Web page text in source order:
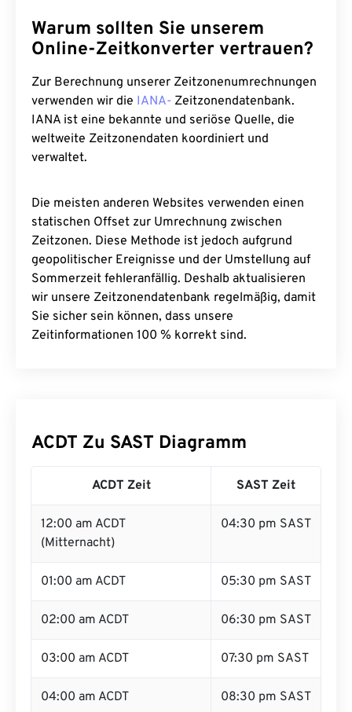
Warum sollten Sie unserem
Online-Zeitkonverter vertrauen?
Zur Berechnung unserer Zeitzonenumrechnungen
verwenden wir die IANA- Zeitzonendatenbank.
IANA ist eine bekannte und seriöse Quelle, die
weltweite Zeitzonendaten koordiniert und
verwaltet.
Die meisten anderen Websites verwenden einen
statischen Offset zur Umrechnung zwischen
Zeitzonen. Diese Methode ist jedoch aufgrund
geopolitischer Ereignisse und der Umstellung auf
Sommerzeit fehleranfällig. Deshalb aktualisieren
wir unsere Zeitzonendatenbank regelmäßig, damit
Sie sicher sein können, dass unsere
Zeitinformationen 100 % korrekt sind.
ACDT Zu SAST Diagramm
ACDT Zeit SAST Zeit
12:00 am ACDT
(Mitternacht)
04:30 pm SAST
01:00 am ACDT 05:30 pm SAST
02:00 am ACDT 06:30 pm SAST
03:00 am ACDT 07:30 pm SAST
04:00 am ACDT 08:30 pm SAST